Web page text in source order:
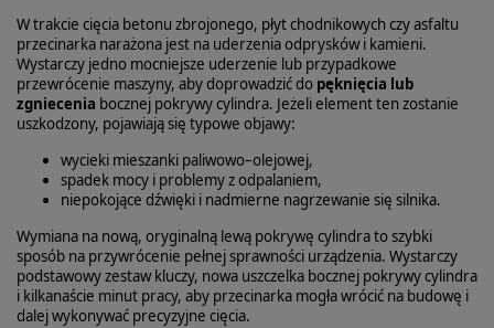
W trakcie cięcia betonu zbrojonego, płyt chodnikowych czy asfaltu
przecinarka narażona jest na uderzenia odprysków i kamieni.
Wystarczy jedno mocniejsze uderzenie lub przypadkowe
przewrócenie maszyny, aby doprowadzić do pęknięcia lub
zgniecenia bocznej pokrywy cylindra. Jeżeli element ten zostanie
uszkodzony, pojawiają się typowe objawy:
wycieki mieszanki paliwowo–olejowej,
spadek mocy i problemy z odpalaniem,
niepokojące dźwięki i nadmierne nagrzewanie się silnika.
Wymiana na nową, oryginalną lewą pokrywę cylindra to szybki
sposób na przywrócenie pełnej sprawności urządzenia. Wystarczy
podstawowy zestaw kluczy, nowa uszczelka bocznej pokrywy cylindra
i kilkanaście minut pracy, aby przecinarka mogła wrócić na budowę i
dalej wykonywać precyzyjne cięcia.